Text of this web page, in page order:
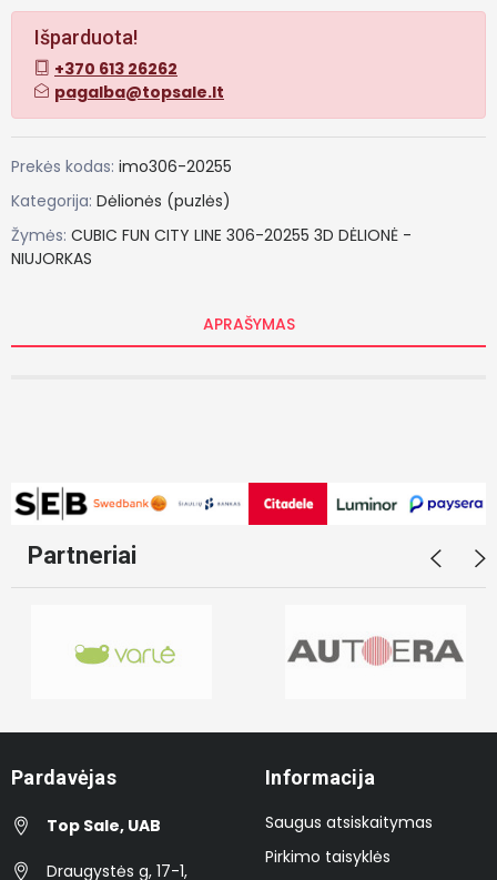
Išparduota!
+370 613 26262
pagalba@topsale.lt
Prekės kodas: imo306-20255
Kategorija: Dėlionės (puzlės)
Žymės: CUBIC FUN CITY LINE 306-20255 3D DĖLIONĖ -
NIUJORKAS
APRAŠYMAS
Partneriai
Pardavėjas
Top Sale, UAB
Draugystės g, 17-1,
Informacija
Saugus atsiskaitymas
Pirkimo taisyklės